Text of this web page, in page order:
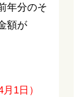
年分のそ
額が
1日）